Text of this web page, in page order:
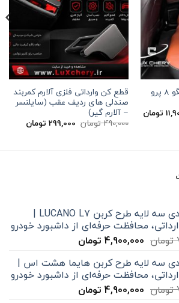
روکش صندلی چرمی تیگو 8 پرو
تومانقیمت
فعلی
11,900,000 تومان
قطع کن وارداتی فلزی آلارم کمربند
صندلی های ردیف عقب (سایلنسر
– آلارم گیر)
490,000تومان قیمت
اصلی
299,000 تومانقیمت
فعلی
روداشبوردی سه‌ لایه طرح کربن LUCANO L7 |
محافظت حرفه‌ای از داشبورد خودرو
تومان قیمت
7,000,000 تومان
بود.
4,900,000 تومانقیمت
4,900,000 تومان
است.
سه‌ لایه طرح کربن هایما هشت اس |
محافظت حرفه‌ای از داشبورد خودرو
تومان قیمت
4,900,000 تومانقیمت